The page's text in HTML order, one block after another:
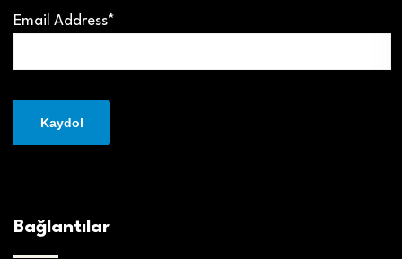
Email Address*
Bağlantılar